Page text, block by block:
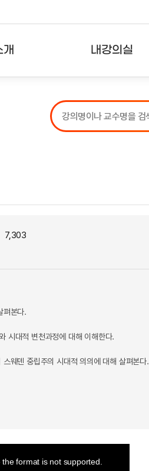
내강의실
강의리스트
수강확인증강의
7,303
펴본다.
시대적 변천과정에 대해 이해한다.
웨덴 중립주의 시대적 의의에 대해 살펴본다.
format is not supported.